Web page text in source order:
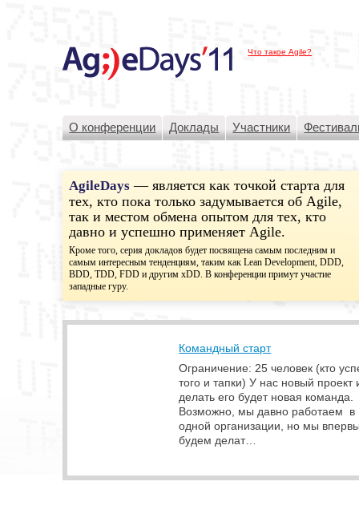
Что такое Agile?
О конференции Доклады Участники
AgileDays — является как точкой старта для
тех, кто пока только задумывается об Agile,
так и местом обмена опытом для тех, кто
давно и успешно применяет Agile.
Кроме того, серия докладов будет посвящена самым последним и
самым интересным тенденциям, таким как Lean Development, DDD,
BDD, TDD, FDD и другим xDD. В конференции примут участие
западные гуру.
Командный старт
Ограничение: 25 человек (кто
того и тапки) У нас новый проект
делать его будет новая команда.
Возможно, мы давно работаем в
одной организации, но мы
будем делат…